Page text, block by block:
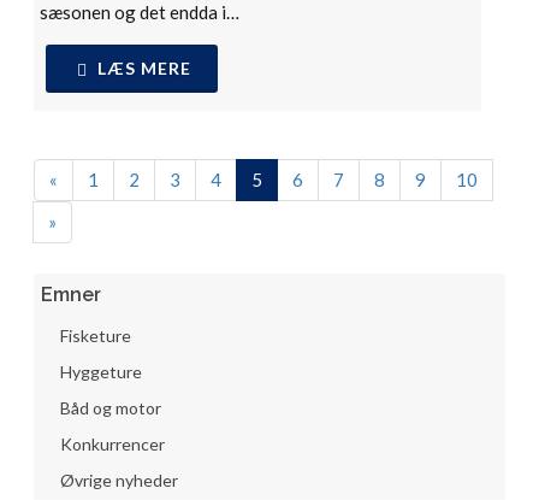
sæsonen og det endda i…
LÆS MERE
« 1 2 3 4 5 (nuværende)
6 7 8 9
10
»
Emner
Fisketure
Hyggeture
Båd og motor
Konkurrencer
Øvrige nyheder